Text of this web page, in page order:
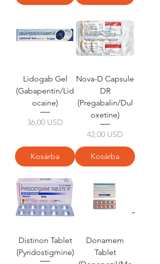
Lidogab Gel
(Gabapentin/Lid
ocaine)
Ár
36,00 USD
Kosárba
Nova-D Capsule
DR
(Pregabalin/Dul
oxetine)
Ár
42,00 USD
Kosárba
Distinon Tablet
(Pyridostigmine)
Donamem
Tablet